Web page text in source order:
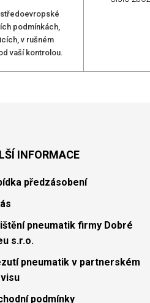
středoevropské
podmínkách,
v rušném
vaší kontrolou.
INFORMACE
předzásobení
pneumatik firmy Dobré
s.r.o.
pneumatik v partnerském
podmínky